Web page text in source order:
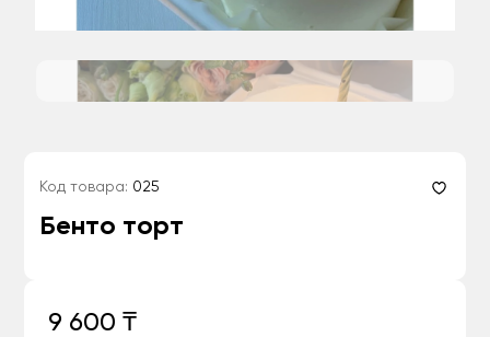
Код товара: 025
Бенто торт
9 600 ₸